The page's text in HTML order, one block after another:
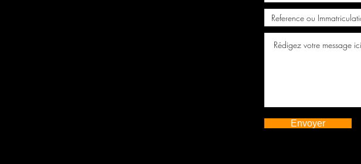
Envoyer